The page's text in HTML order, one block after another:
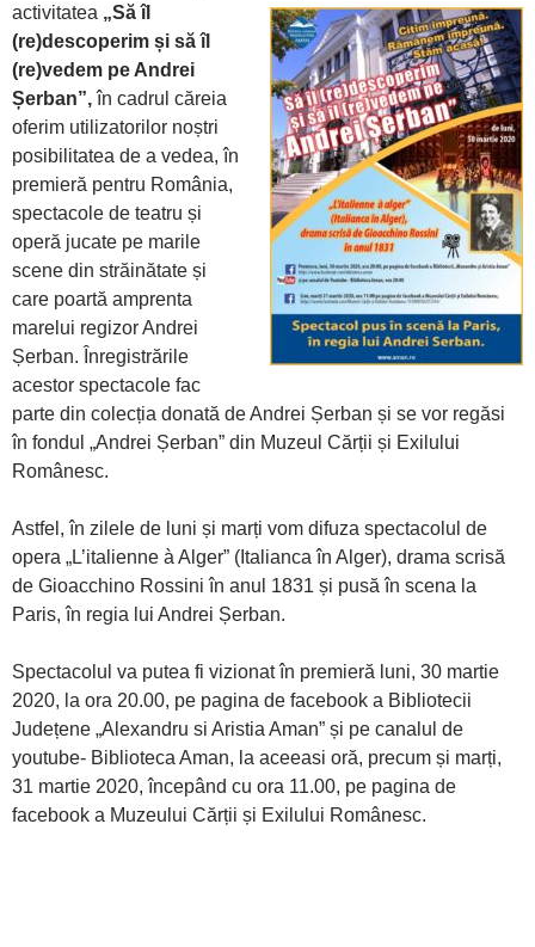
activitatea „Să îl
(re)descoperim și să îl
(re)vedem pe Andrei
Șerban”,în cadrul căreia
oferim utilizatorilor noștri
posibilitatea de a vedea, în
premieră pentru România,
spectacole de teatru și
operă jucate pe marile
scene din străinătate și
care poartă amprenta
marelui regizor Andrei
Șerban. Înregistrările
acestor spectacole fac
parte din colecția donată de Andrei Șerban și se vor regăsi
în fondul „Andrei Șerban” din Muzeul Cărții și Exilului
Românesc.
Astfel, în zilele de luni și marți vom difuza spectacolul de
opera „L’italienne à Alger” (Italianca în Alger), drama scrisă
de Gioacchino Rossini în anul 1831 și pusă în scena la
Paris, în regia lui Andrei Șerban.
Spectacolul va putea fi vizionat în premieră luni, 30 martie
2020, la ora 20.00, pe pagina de facebook a Bibliotecii
Județene „Alexandru si Aristia Aman” și pe canalul de
youtube- Biblioteca Aman, la aceeasi oră, precum și marți,
31 martie 2020, începând cu ora 11.00, pe pagina de
facebook a Muzeului Cărții și Exilului Românesc.